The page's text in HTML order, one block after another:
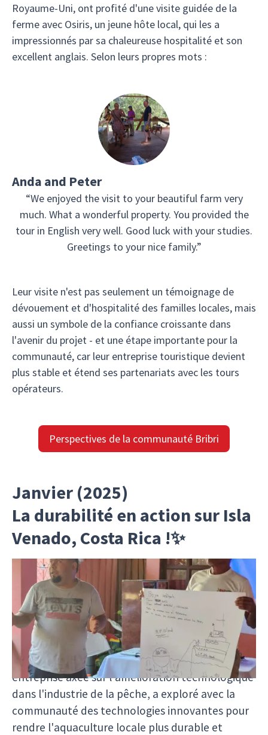
Royaume-Uni, ont profité d'une visite guidée de la
ferme avec Osiris, un jeune hôte local, qui les a
impressionnés par sa chaleureuse hospitalité et son
excellent anglais. Selon leurs propres mots :
Anda and Peter
“We enjoyed the visit to your beautiful farm very
much. What a wonderful property. You provided the
tour in English very well. Good luck with your studies.
Greetings to your nice family.”
Leur visite n'est pas seulement un témoignage de
dévouement et d'hospitalité des familles locales, mais
aussi un symbole de la confiance croissante dans
l'avenir du projet - et une étape importante pour la
communauté, car leur entreprise touristique devient
plus stable et étend ses partenariats avec les tours
opérateurs.
Perspectives de la communauté Bribri
Janvier (2025)
La durabilité en action sur Isla
Venado, Costa Rica !✨
Nous avons eu l'incroyable opportunité de visiter
l'île Venado, où nous avons organisé un atelier
pratique avec des pêcheurs locaux, des femmes
entrepreneures et des leaders communautaires !
🎣💡 Notre coordinatrice pour l'Amérique
centrale, Ifigenia, avec le soutien de Remora, une
entreprise axée sur l'amélioration technologique
dans l'industrie de la pêche, a exploré avec la
communauté des technologies innovantes pour
rendre l'aquaculture locale plus durable et